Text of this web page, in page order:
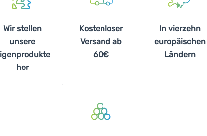
Wir stellen
unsere
her
Kostenloser
Versand ab
60€
In vierzehn
europäischen
Ländern